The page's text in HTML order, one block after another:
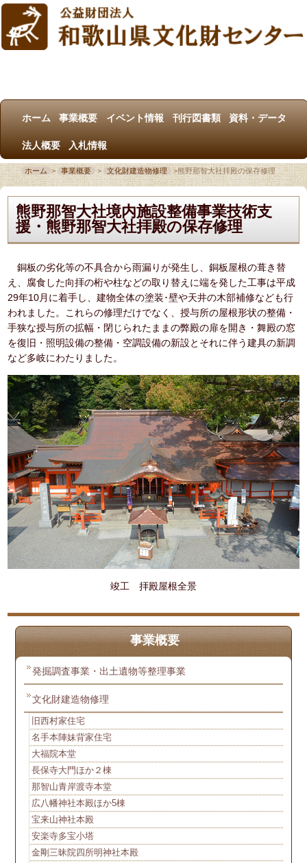
ホーム 事業概要 イベント情報 刊行図書類 資料・データ
法人概要 入札情報
ホーム > 事業概要 > 文化財建造物修理 >熊野那智大社拝殿の保存修理
熊野那智大社境内施設整備事業技術支
援・熊野那智大社拝殿の保存修理
銅板の劣化等の不具合から雨漏りが発生し、銅板屋根の葺き替
え、腐食した向拝の桁や柱などの取り替えに端を発した工事は平成
29年10月に着手し、建物全体の塗装･壁や天井の木部補修なども行
われました。これらの修理だけでなく、授与所の屋根形状の整備・
手狭な授与所の拡幅・閉じられたままの弊殿の扉を開き・舞殿の窓
を復旧・照明設備の整備・空調設備の新設とそれに伴う建具の新調
など多岐にわたりました。
竣工 拝殿屋根全景
事業概要
発掘調査事業・出土遺物等整理事業
文化財建造物修理
旧西村家住宅
名手本陣妹背家住宅
大福院本堂
長保寺大門ほか２棟
那智山青岸渡寺本堂
広八幡神社本殿ほか5棟
宝来山神社本殿
安楽寺多宝小塔
金剛三昧院四所明神社本殿